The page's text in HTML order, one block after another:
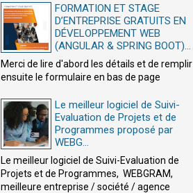
FORMATION ET STAGE
D’ENTREPRISE GRATUITS EN
DÉVELOPPEMENT WEB
(ANGULAR & SPRING BOOT)...
Merci de lire d'abord les détails et de remplir
ensuite le formulaire en bas de page
Le meilleur logiciel de Suivi-
Evaluation de Projets et de
Programmes proposé par
WEBG...
Le meilleur logiciel de Suivi-Evaluation de
Projets et de Programmes, WEBGRAM,
meilleure entreprise / société / agence